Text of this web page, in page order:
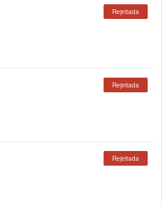
Rejeitada
Rejeitada
Rejeitada